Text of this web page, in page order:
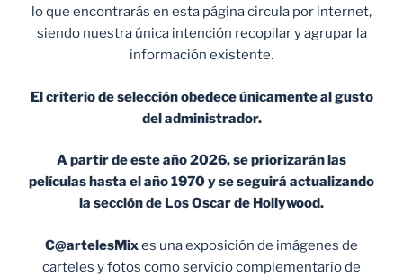
lo que encontrarás en esta página circula por internet,
siendo nuestra única intención recopilar y agrupar la
información existente.
El criterio de selección obedece únicamente al gusto
del administrador.
A partir de este año 2026, se priorizarán las
películas hasta el año 1970 y se seguirá actualizando
la sección de Los Oscar de Hollywood.
C@artelesMixes una exposición de imágenes de
carteles y fotos como servicio complementario de